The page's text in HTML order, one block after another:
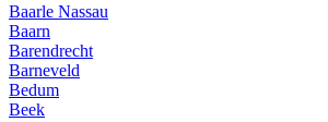
Baarle Nassau
Baarn
Barendrecht
Barneveld
Bedum
Beek